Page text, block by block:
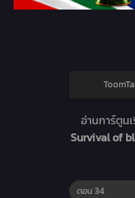
อ่านการ์ตูน
Survival of